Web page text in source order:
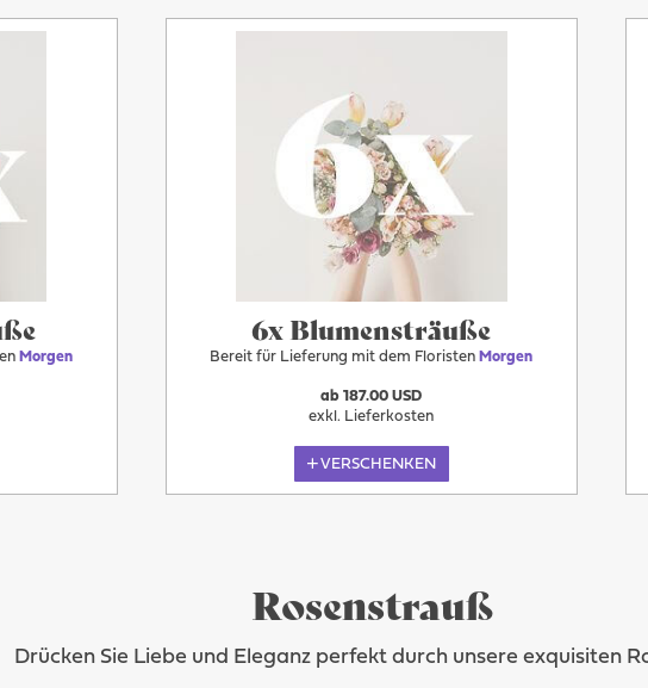
Morgen
Morgen
6x Blumensträuße
Bereit für Lieferung mit dem Floristen Morgen
ab 187.00 USD
exkl. Lieferkosten
VERSCHENKEN
Rosenstrauß
Drücken Sie Liebe und Eleganz perfekt durch unsere exquisiten